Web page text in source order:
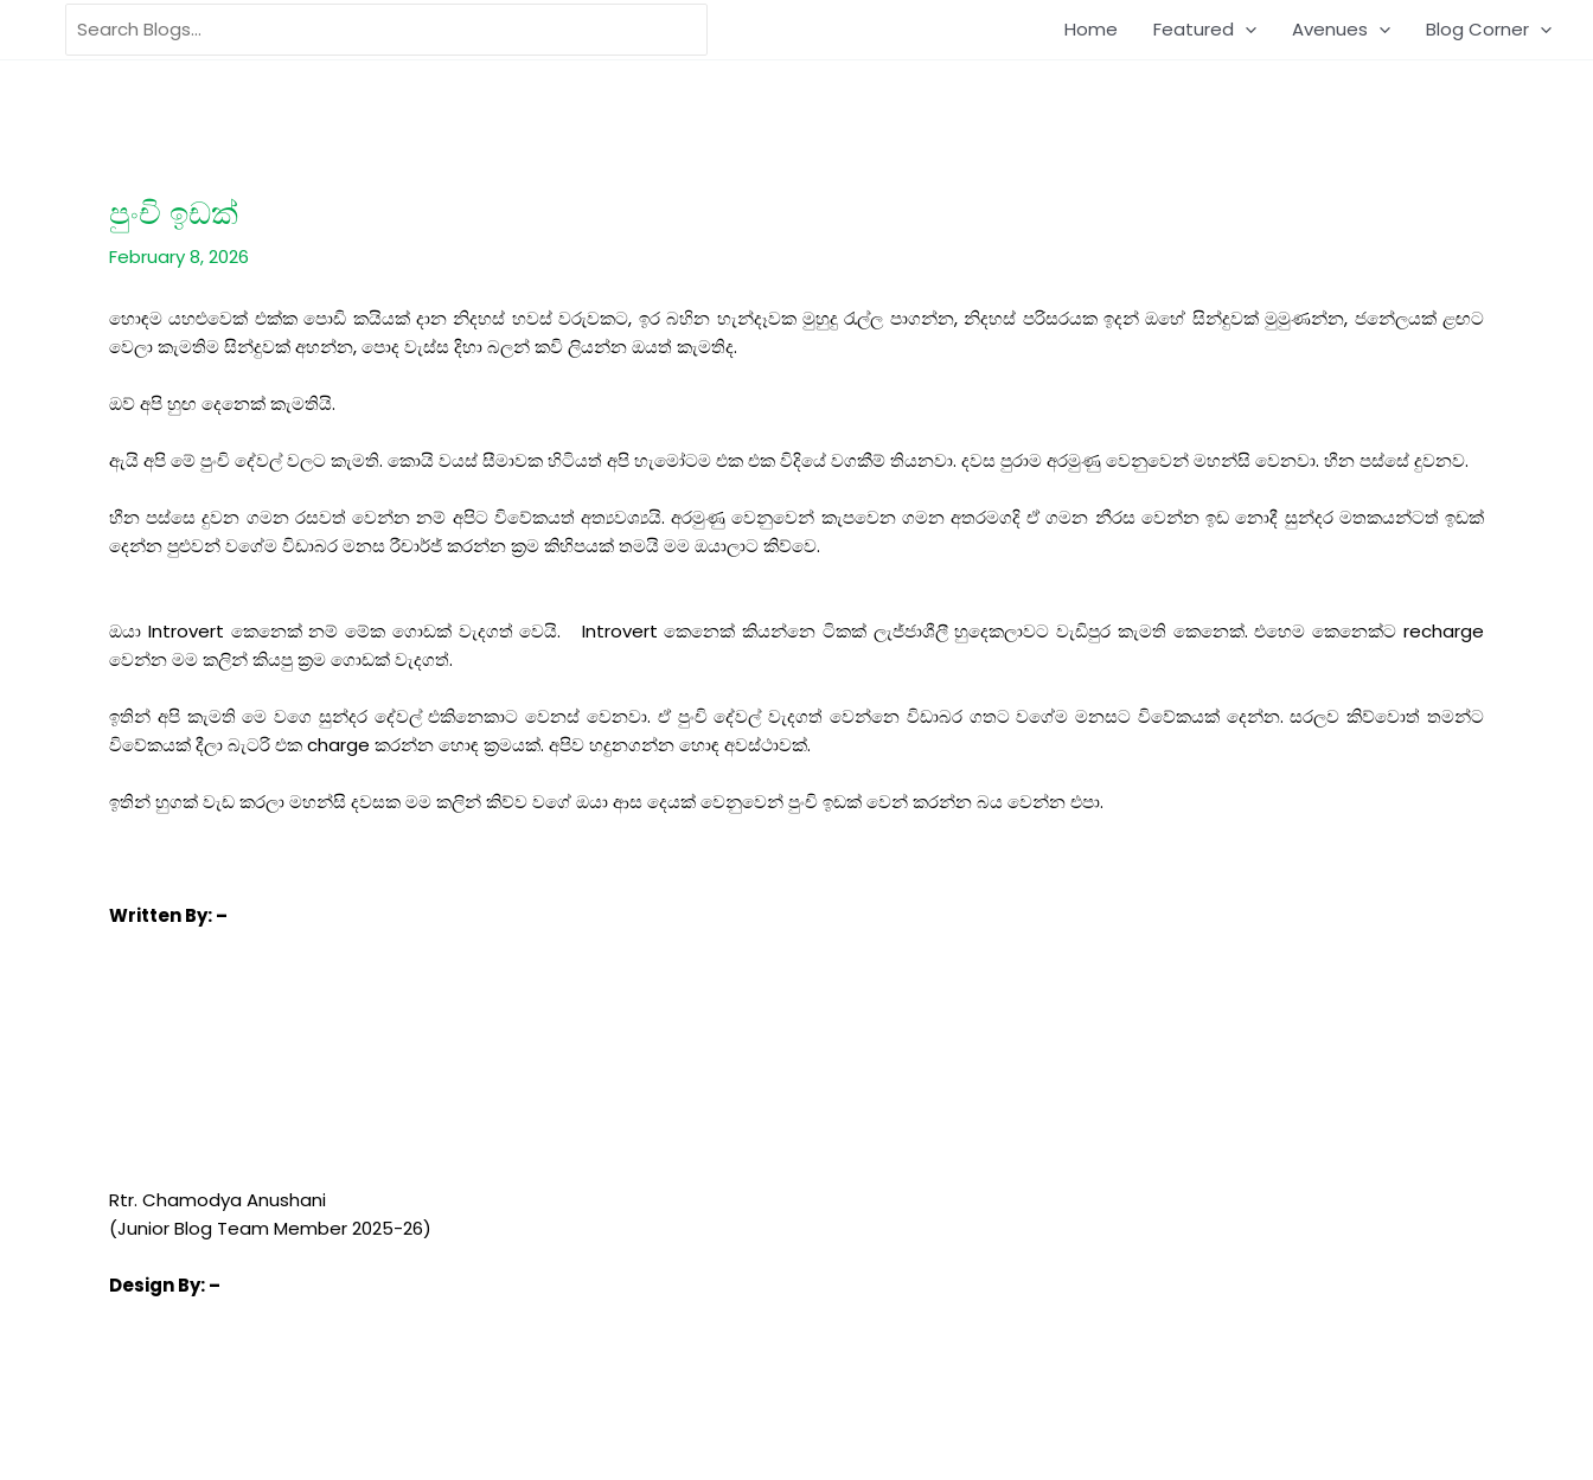
Home Featured Avenues Blog Corner
පුංචි ඉඩක්
February 8, 2026
හොඳම යහළුවෙක් එක්ක පොඩි කයියක් දාන නිදහස් හවස් වරුවකට, ඉර බහින හැන්දෑවක මුහුදු රැල්ල පාගන්න, නිදහස් පරිසරයක ඉදන් ඔහේ සින්දුවක් මුමුණන්න, ජනේලයක් ළඟට
වෙලා කැමතිම සින්දුවක් අහන්න, පොද වැස්ස දිහා බලන් කවි ලියන්න ඔයත් කැමතිද.
ඔව් අපි හුඟ දෙනෙක් කැමතියි.
ඇයි අපි මේ පුංචි දේවල් වලට කැමති. කොයි වයස් සීමාවක හිටියත් අපි හැමෝටම එක එක විදියේ වගකීම් තියනවා. දවස පුරාම අරමුණු වෙනුවෙන් මහන්සි වෙනවා. හීන පස්සේ දුවනව.
හීන පස්සෙ දුවන ගමන රසවත් වෙන්න නම් අපිට විවේකයත් අත්‍යවශ්‍යයි. අරමුණු වෙනුවෙන් කැපවෙන ගමන අතරමගදි ඒ ගමන නීරස වෙන්න ඉඩ නොදී සුන්දර මතකයන්ටත් ඉඩක්
දෙන්න පුළුවන් වගේම විඩාබර මනස රීචාර්ජ් කරන්න ක්‍රම කිහිපයක් තමයි මම ඔයාලාට කිව්වෙ.
ඔ‍යා Introvert කෙනෙක් නම් මේක ගොඩක් වැදගත් වෙයි. Introvert කෙනෙක් කියන්නෙ ටිකක් ලැජ්ජාශීලී හුදෙකලාවට වැඩිපුර කැමති කෙනෙක්. එහෙම කෙනෙක්ට recharge
වෙන්න මම කලින් කියපු ක්‍රම ගොඩක් වැදගත්.
ඉතින් අපි කැමති මෙ වගෙ සුන්දර දේවල් එකිනෙකාට වෙනස් වෙනවා. ඒ පුංචි දේවල් වැදගත් වෙන්නෙ විඩාබර ගතට වගේම මනසට විවේකයක් දෙන්න. සරලව කිව්වොත් තමන්ට
විවේකයක් දීලා බැටරි එක charge කරන්න හොඳ ක්‍රමයක්. අපිව හදුනගන්න හොඳ අවස්ථාවක්.
ඉතින් හුගක් වැඩ කරලා මහන්සි දවසක මම කලින් කිව්ව වගේ ඔයා ආස දෙයක් වෙනුවෙන් පුංචි ඉඩක් වෙන් කරන්න බය වෙන්න එපා.
WrittenBy: –
Rtr. Chamodya Anushani
(Junior Blog Team Member 2025-26)
DesignBy: –